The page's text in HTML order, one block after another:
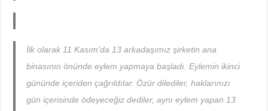
İlk olarak 11 Kasım’da 13 arkadaşımız şirketin ana
binasının önünde eylem yapmaya başladı. Eylemin ikinci
gününde içeriden çağrıldılar. Özür dilediler, haklarınızı
gün içerisinde ödeyeceğiz dediler, aynı eylem yapan 13